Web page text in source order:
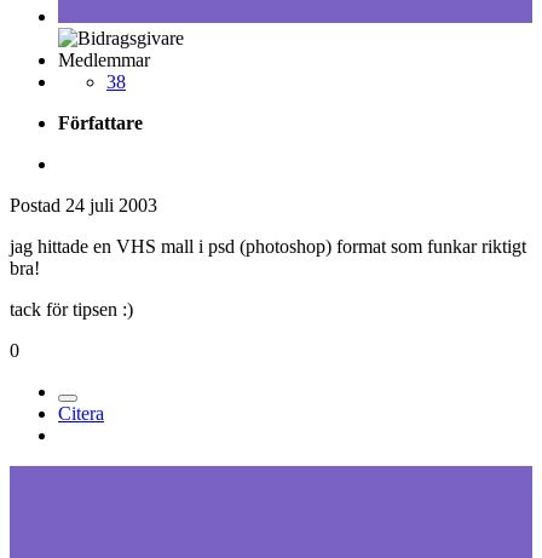
Medlemmar
38
Författare
Postad 24 juli 2003
jag hittade en VHS mall i psd (photoshop) format som funkar riktigt
bra!
tack för tipsen :)
0
Citera